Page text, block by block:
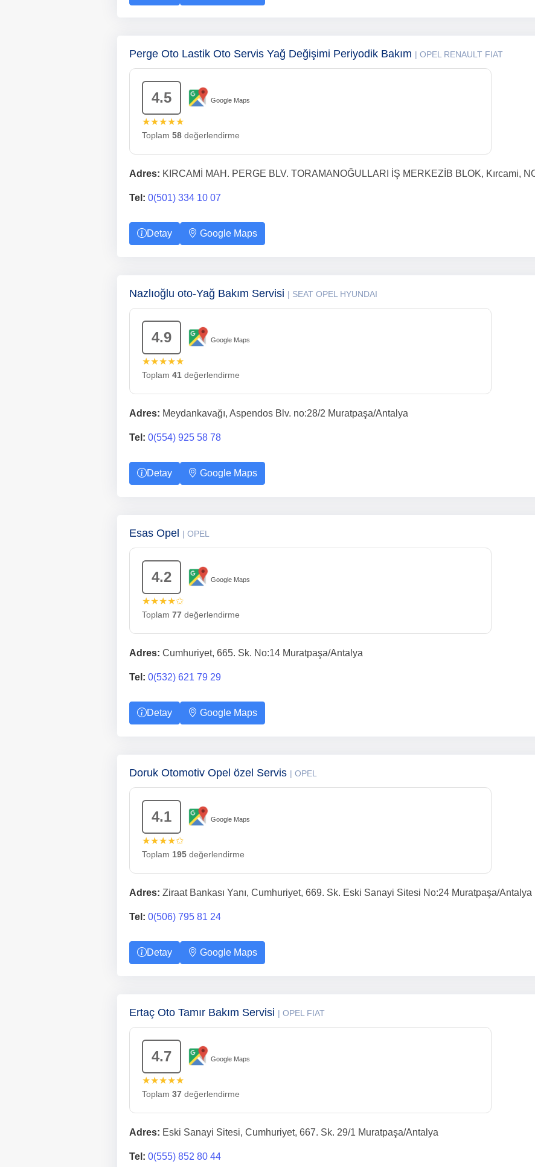
Perge Oto Lastik Oto Servis Yağ Değişimi Periyodik Bakım | OPEL RENAULT FIAT
4.5 Google Maps
★★★★★
Toplam 58değerlendirme
Adres: KIRCAMİ MAH. PERGE BLV. TORAMANOĞULLARI İŞ MERKEZİB BLOK, Kırcami,
Tel: 0(501) 334 10 07
Detay Google Maps
Nazlıoğlu oto-Yağ Bakım Servisi | SEAT OPEL HYUNDAI
4.9 Google Maps
★★★★★
Toplam 41değerlendirme
Adres: Meydankavağı, Aspendos Blv. no:28/2 Muratpaşa/Antalya
Tel: 0(554) 925 58 78
Detay Google Maps
Esas Opel | OPEL
4.2 Google Maps
★★★★✩
Toplam 77değerlendirme
Adres: Cumhuriyet, 665. Sk. No:14 Muratpaşa/Antalya
Tel: 0(532) 621 79 29
Detay Google Maps
Doruk Otomotiv Opel özel Servis | OPEL
4.1 Google Maps
★★★★✩
Toplam 195değerlendirme
Adres: Ziraat Bankası Yanı, Cumhuriyet, 669. Sk. Eski Sanayi Sitesi No:24 Muratpaşa/Antalya
Tel: 0(506) 795 81 24
Detay Google Maps
Ertaç Oto Tamır Bakım Servisi | OPEL FIAT
4.7 Google Maps
★★★★★
Toplam 37değerlendirme
Adres: Eski Sanayi Sitesi, Cumhuriyet, 667. Sk. 29/1 Muratpaşa/Antalya
Tel: 0(555) 852 80 44